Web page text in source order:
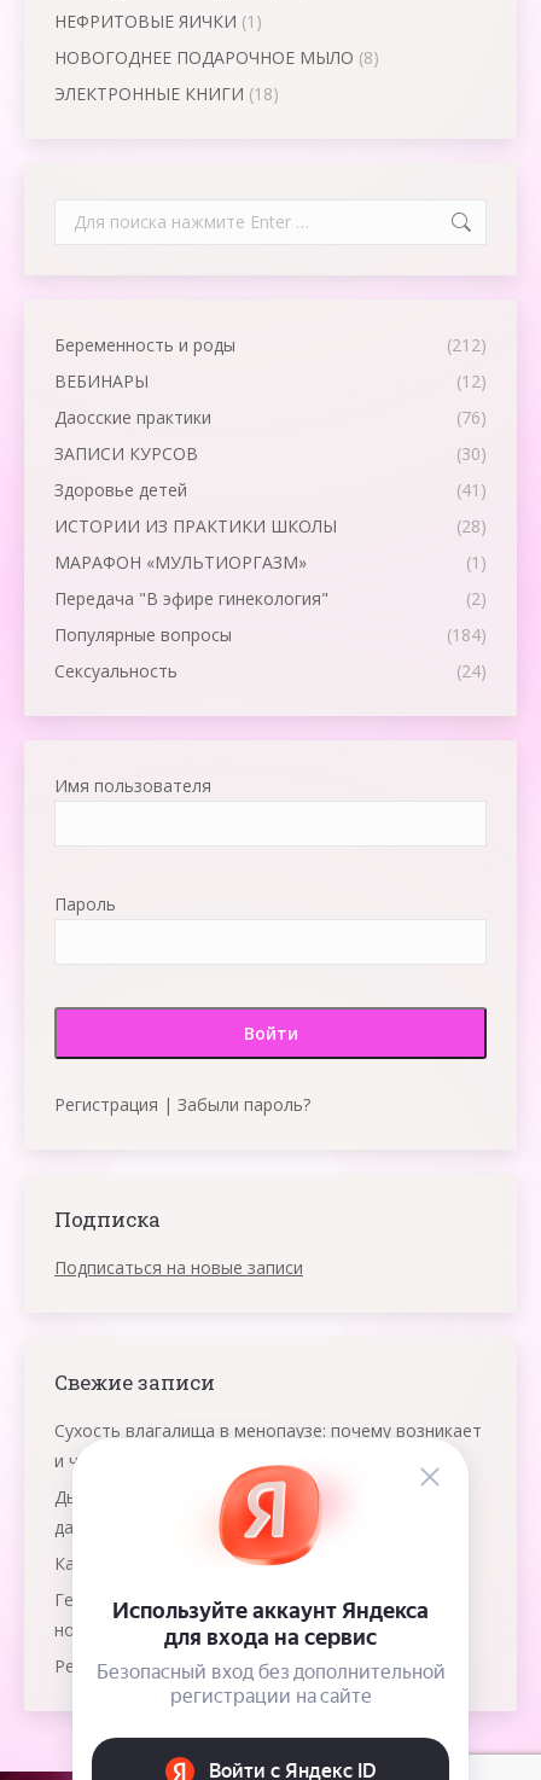
НЕФРИТОВЫЕ ЯИЧКИ (1)
НОВОГОДНЕЕ ПОДАРОЧНОЕ МЫЛО (8)
ЭЛЕКТРОННЫЕ КНИГИ (18)
Search:
Беременность и роды
(212)
ВЕБИНАРЫ
(12)
Даосские практики
(76)
ЗАПИСИ КУРСОВ
(30)
Здоровье детей
(41)
ИСТОРИИ ИЗ ПРАКТИКИ ШКОЛЫ
(28)
МАРАФОН «МУЛЬТИОРГАЗМ»
(1)
Передача "В эфире гинекология"
(2)
Популярные вопросы
(184)
Сексуальность
(24)
Имя пользователя
Пароль
Регистрация | Забыли пароль?
Подписка
Подписаться на новые записи
Свежие записи
Сухость влагалища в менопаузе: почему возникает
и что помогает
Дыхание яичниками: что это и как работает эта
даосская практика
Как победить рак груди?
Гемолитическая болезнь: как защитить
новорожденного?
Резус-конфликт при многоплодной беременности